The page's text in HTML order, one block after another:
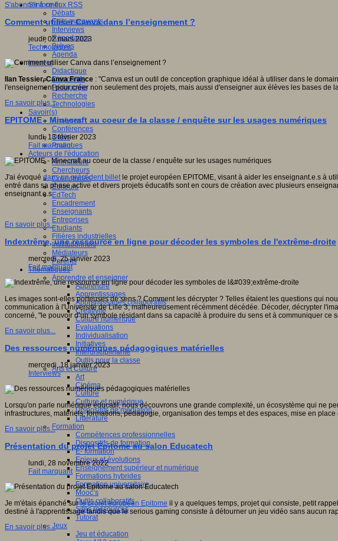
S'informer
Débats
Faits marquants
Interviews
Reportages
Brèves
Agenda
Innover
Didactique
Dispositifs
Pédagogie
Recherche
Technologies
Savoir(s)
Analyses
Conférences
Outils
Pratiques
Acteurs de l'éducation
Animateurs
Chercheurs
Collectivités
Editeurs
EdTech
Encadrement
Enseignants
Entreprises
Etudiants
Filières industrielles
Institutionnels
Médiateurs
Parents
Thématiques
Apprendre et enseigner
Apprendre
Apprentissages
Apprentissages collaboratifs
Créativité
Culture numérique
Evaluations
Individualisation
Initiatives
Interdisciplinarité
Outils pour la classe
Arts et Culture
Art
Cinéma
Culture
Culture et numérique
Dispositifs de médiation
Littérature
Formation
Compétences professionnelles
Dispositifs de formation
E- formation
Enjeux et évolutions
Enseignement supérieur et numérique
Formations hybrides
Formation universitaire
Mooc’s
Outils collaboratifs
Sites ressources
Tutorat
Jeux
Jeu et éducation
S'abonner à ce flux RSS
Comment utiliser Canva dans l’enseignement ?
jeudi, 02 mars 2023
Technologies
Ilan Tessier,Canva France : "Canva est un outil de conception graphique idéal à utiliser dans le
l'enseignement pour créer non seulement des projets, mais aussi d'enseigner aux élèves les bases de
En savoir plus...
EPITOME - Minecraft au coeur de la classe / enquête sur les usages numériques
lundi, 13 février 2023
Fait marquant
J'ai évoqué dans un précédent billetle projet européen EPITOME, visant à aider les enseignant.e.s à
entré dans sa phase active et divers projets éducatifs sont en cours de création avec plusieurs
enseignant.e.s
En savoir plus...
Indextrême, une ressource en ligne pour décoder les symboles de l'extrême-droite
mercredi, 25 janvier 2023
Fait marquant
Les images sont-elles porteuses de sens ? Comment les décrypter ? Telles étaient les questions qui
communication à l'Université de Lille 3, malheureusement récémment décédée. Décoder, décrypter
concerné, "le pouvoir d’un symbole résidant dans sa capacité à produire du sens et à communiquer
En savoir plus...
Des ressources numériques pédagogiques matérielles
mercredi, 18 janvier 2023
Interviews
Lorsqu'on parle numérique éducatif, nous découvrons une grande complexité, un écosystème qui ne
infrastructures, matériels, formations, pédagogie, organisation des temps et des espaces, mise en
En savoir plus...
Présentation du projet Epitome au salon Educatech
lundi, 28 novembre 2022
Fait marquant
Je m'étais épanché surle projet européen Epitome il y a quelques temps, projet qui consiste, petit
destiné à l'apprentissage tandis que le serious gaming consiste à détourner un jeu vidéo sans aucun
En savoir plus...